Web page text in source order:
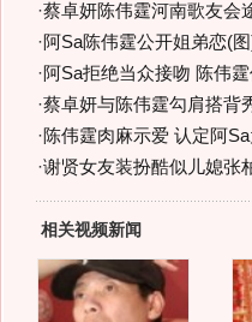
·蔡卓妍陈伟霆河南歌友会
·阿Sa陈伟霆公开姐弟恋(
·阿Sa拒绝当众接吻 陈伟
·蔡卓妍与陈伟霆勾肩搭背
·陈伟霆肉麻示爱 认定阿
·谢贤女友装扮酷似儿媳张
相关视频新闻